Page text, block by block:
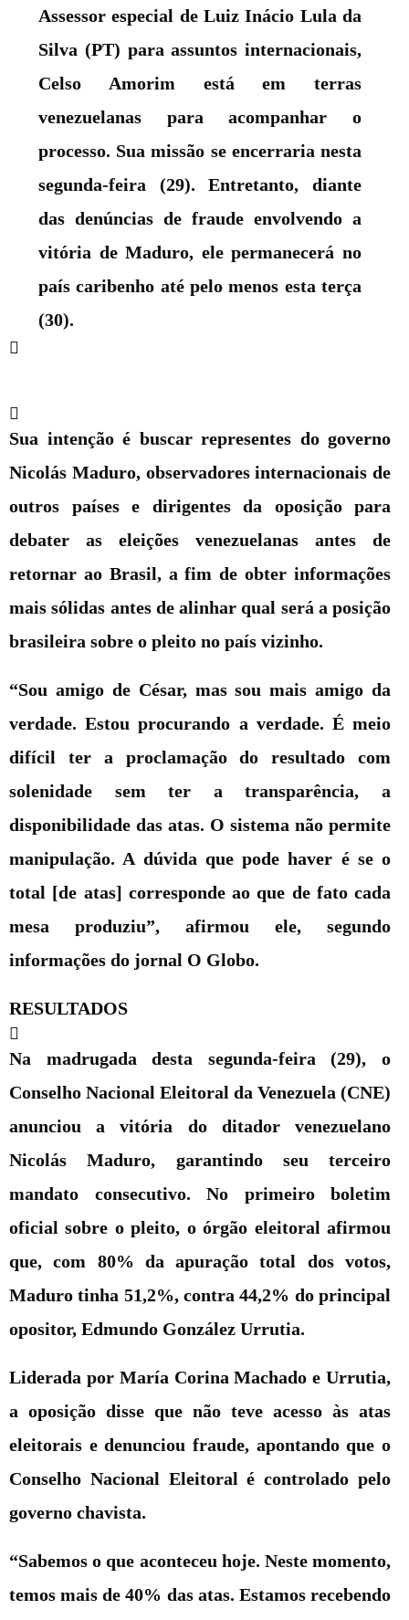
Assessor especial de Luiz Inácio Lula da
Silva (PT) para assuntos internacionais,
Celso Amorim está em terras
venezuelanas para acompanhar o
processo. Sua missão se encerraria nesta
segunda-feira (29). Entretanto, diante
das denúncias de fraude envolvendo a
vitória de Maduro, ele permanecerá no
país caribenho até pelo menos esta terça
(30).
Sua intenção é buscar representes do governo
Nicolás Maduro, observadores internacionais de
outros países e dirigentes da oposição para
debater as eleições venezuelanas antes de
retornar ao Brasil, a fim de obter informações
mais sólidas antes de alinhar qual será a posição
brasileira sobre o pleito no país vizinho.
“Sou amigo de César, mas sou mais amigo da
verdade. Estou procurando a verdade. É meio
difícil ter a proclamação do resultado com
solenidade sem ter a transparência, a
disponibilidade das atas. O sistema não permite
manipulação. A dúvida que pode haver é se o
total [de atas] corresponde ao que de fato cada
mesa produziu”, afirmou ele, segundo
informações do jornal O Globo.
RESULTADOS
Na madrugada desta segunda-feira (29), o
Conselho Nacional Eleitoral da Venezuela (CNE)
anunciou a vitória do ditador venezuelano
Nicolás Maduro, garantindo seu terceiro
mandato consecutivo. No primeiro boletim
oficial sobre o pleito, o órgão eleitoral afirmou
que, com 80% da apuração total dos votos,
Maduro tinha 51,2%, contra 44,2% do principal
opositor, Edmundo González Urrutia.
Liderada por María Corina Machado e Urrutia,
a oposição disse que não teve acesso às atas
eleitorais e denunciou fraude, apontando que o
Conselho Nacional Eleitoral é controlado pelo
governo chavista.
“Sabemos o que aconteceu hoje. Neste momento,
temos mais de 40% das atas. Estamos recebendo